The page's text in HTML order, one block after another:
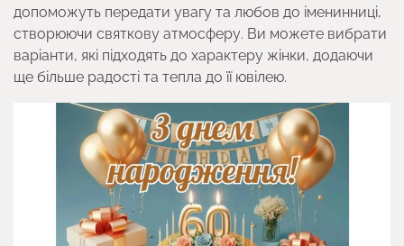
допоможуть передати увагу та любов до іменинниці,
створюючи святкову атмосферу. Ви можете вибрати
варіанти, які підходять до характеру жінки, додаючи
ще більше радості та тепла до її ювілею.